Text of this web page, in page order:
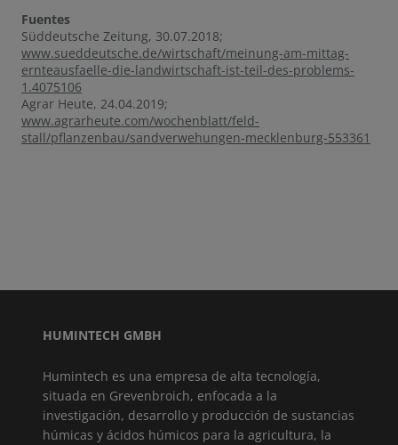
Fuentes
Süddeutsche Zeitung, 30.07.2018;
www.sueddeutsche.de/wirtschaft/meinung-am-mittag-
ernteausfaelle-die-landwirtschaft-ist-teil-des-problems-
1.4075106
Agrar Heute, 24.04.2019;
www.agrarheute.com/wochenblatt/feld-
stall/pflanzenbau/sandverwehungen-mecklenburg-553361
HUMINTECH GMBH
Humintech es una empresa de alta tecnología,
situada en Grevenbroich, enfocada a la
investigación, desarrollo y producción de sustancias
húmicas y ácidos húmicos para la agricultura, la